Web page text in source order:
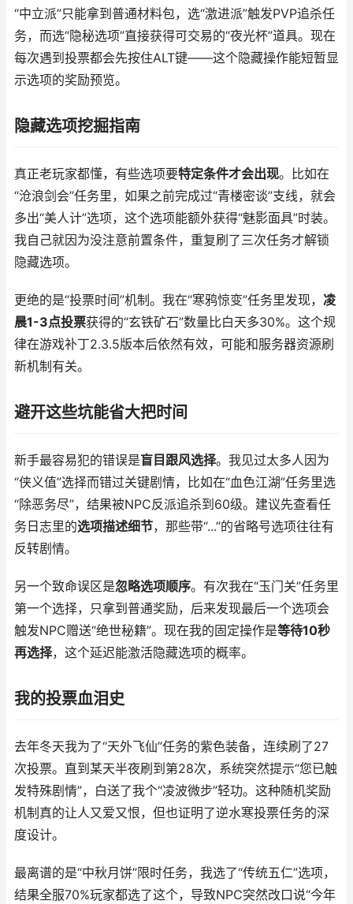
“中立派”只能拿到普通材料包，选“激进派”触发PVP追杀任
务，而选“隐秘选项”直接获得可交易的“夜光杯”道具。现在
每次遇到投票都会先按住ALT键——这个隐藏操作能短暂显
示选项的奖励预览。
隐藏选项挖掘指南
真正老玩家都懂，有些选项要特定条件才会出现。比如在
“沧浪剑会”任务里，如果之前完成过“青楼密谈”支线，就会
多出“美人计”选项，这个选项能额外获得“魅影面具”时装。
我自己就因为没注意前置条件，重复刷了三次任务才解锁
隐藏选项。
更绝的是“投票时间”机制。我在“寒鸦惊变”任务里发现， 凌
晨1-3点投票获得的“玄铁矿石”数量比白天多30%。这个规
律在游戏补丁2.3.5版本后依然有效，可能和服务器资源刷
新机制有关。
避开这些坑能省大把时间
新手最容易犯的错误是盲目跟风选择。我见过太多人因为
“侠义值”选择而错过关键剧情，比如在“血色江湖”任务里选
“除恶务尽”，结果被NPC反派追杀到60级。建议先查看任
务日志里的选项描述细节，那些带“...”的省略号选项往往有
反转剧情。
另一个致命误区是忽略选项顺序。有次我在“玉门关”任务里
第一个选择，只拿到普通奖励，后来发现最后一个选项会
触发NPC赠送“绝世秘籍”。现在我的固定操作是等待10秒
再选择，这个延迟能激活隐藏选项的概率。
我的投票血泪史
去年冬天我为了“天外飞仙”任务的紫色装备，连续刷了27
次投票。直到某天半夜刷到第28次，系统突然提示“您已触
发特殊剧情”，白送了我个“凌波微步”轻功。这种随机奖励
机制真的让人又爱又恨，但也证明了逆水寒投票任务的深
度设计。
最离谱的是“中秋月饼”限时任务，我选了“传统五仁”选项，
结果全服70%玩家都选了这个，导致NPC突然改口说“今年